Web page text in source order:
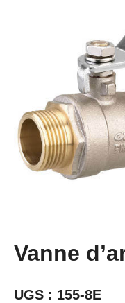
Vanne
UGS : 155-8E